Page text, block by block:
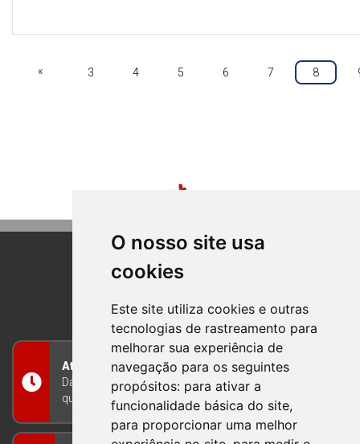
O nosso site usa
cookies
Este site utiliza cookies e outras
tecnologias de rastreamento para
melhorar sua experiência de
navegação para os seguintes
propósitos: para ativar a
funcionalidade básica do site,
para proporcionar uma melhor
« 3 4 5 6 7 8
BOM PRINCIPIO
RIO GRANDE DO SUL
Atendimento
Das 8h às 12h e das 13h às 17h30, de segunda a
quinta-feira, e nas sextas-feiras das 7h às 13h